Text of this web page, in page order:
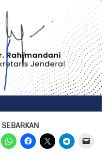
SEBARKAN